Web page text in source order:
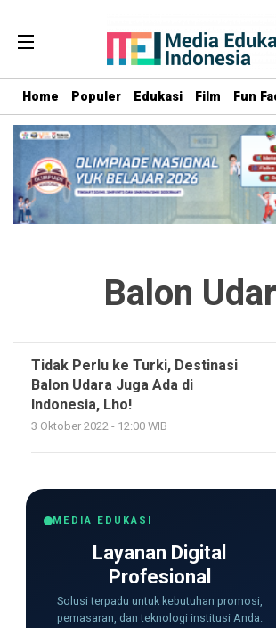
Home Populer Edukasi Film Fun
Balon
Tidak Perlu ke Turki, Destinasi
Balon Udara Juga Ada di
Indonesia, Lho!
3 Oktober 2022 - 12:00 WIB
MEDIA EDUKASI
Layanan Digital
Profesional
Solusi terpadu untuk kebutuhan promosi,
pemasaran, dan teknologi institusi Anda.